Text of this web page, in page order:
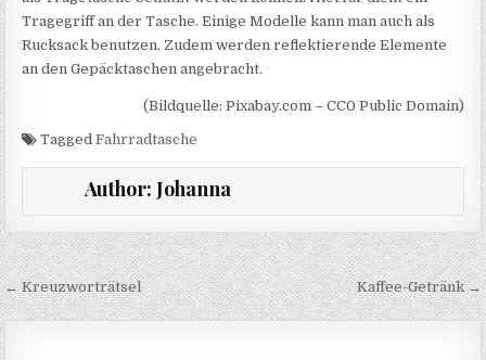
Tragegriff an der Tasche. Einige Modelle kann man auch als
Rucksack benutzen. Zudem werden reflektierende Elemente
an den Gepäcktaschen angebracht.
(Bildquelle: Pixabay.com – CC0 Public Domain)
TaggedFahrradtasche
Author: Johanna
Beitragsnavigation
← Kreuzworträtsel Kaffee-Getränk →